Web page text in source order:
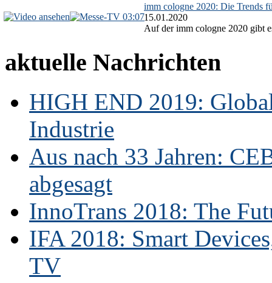
03:07
imm cologne 2020: Die Trends
15.01.2020
Auf der imm cologne 2020 gibt
aktuelle Nachrichten
HIGH END 2019:
Industrie
Aus nach 33 Jahren:
abgesagt
InnoTrans 2018: The
IFA 2018: Smart
TV